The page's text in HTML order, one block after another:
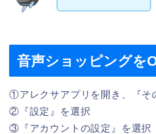
音声ショッピングを
①アレクサアプリを開き、『そ
②『設定』を選択
③『アカウントの設定』を選択